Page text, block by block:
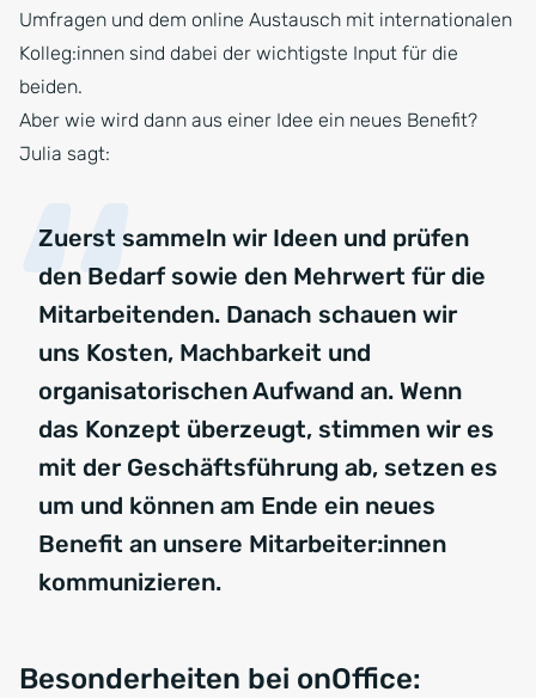
Umfragen und dem online Austausch mit internationalen
Kolleg:innen sind dabei der wichtigste Input für die
beiden.
Aber wie wird dann aus einer Idee ein neues Benefit?
Julia sagt:
Zuerst sammeln wir Ideen und prüfen
den Bedarf sowie den Mehrwert für die
Mitarbeitenden. Danach schauen wir
uns Kosten, Machbarkeit und
organisatorischen Aufwand an. Wenn
das Konzept überzeugt, stimmen wir es
mit der Geschäftsführung ab, setzen es
um und können am Ende ein neues
Benefit an unsere Mitarbeiter:innen
kommunizieren.
Besonderheiten bei onOffice: